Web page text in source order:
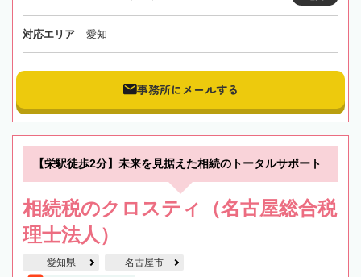
対応エリア 愛知
事務所にメールする
【栄駅徒歩2分】未来を見据えた相続のトータルサポート
相続税のクロスティ（名古屋総合税
理士法人）
愛知県 名古屋市